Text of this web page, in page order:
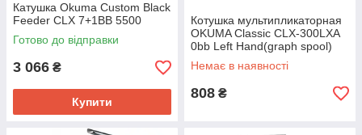
Катушка Okuma Custom Black
Feeder CLX 7+1BB 5500
Готово до відправки
3 066 ₴
Купити
Котушка мультипликаторная
OKUMA Classic CLX-300LXA
0bb Left Hand(graph spool)
Немає в наявності
808 ₴